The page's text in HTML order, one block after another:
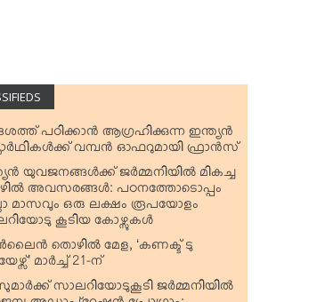
പഠിക്കാന്‍ ആഗ്രഹിക്കുന്ന ഇന്ത്യന്‍
വമ്പന്‍ ഓഫറുമായി ഫ്രാന്‍സ്
യുവജനങ്ങള്‍ക്ക് ജര്‍മ്മനിയില്‍ മികച്ച
അവസരങ്ങള്‍: പഠനത്തോടൊപ്പം
മാസവും ഒരു ലക്ഷം രൂപയോളം
കൂടിയ കോഴ്സുകള്‍
തൊഴില്‍ മേള, ‘കണക്ട് ടു
മാര്‍ച്ച് 21-ന്
സാലറിയോടുകൂടി ജര്‍മ്മനിയില്‍